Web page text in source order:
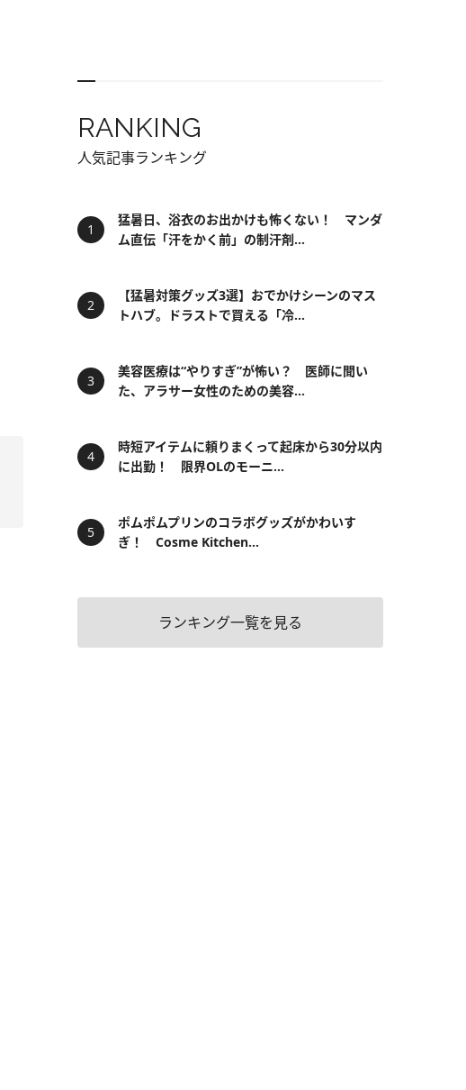
RANKING
人気記事ランキング
猛暑日、浴衣のお出かけも怖くない！ マンダ
ム直伝「汗をかく前」の制汗剤...
【猛暑対策グッズ3選】おでかけシーンのマス
トハブ。ドラストで買える「冷...
美容医療は“やりすぎ”が怖い？ 医師に聞い
た、アラサー女性のための美容...
時短アイテムに頼りまくって起床から30分以内
に出勤！ 限界OLのモーニ...
ポムポムプリンのコラボグッズがかわいす
ぎ！ Cosme Kitchen...
ランキング一覧を見る